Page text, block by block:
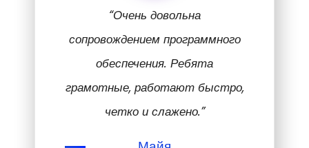
“Очень довольна
сопровождением программного
обеспечения. Ребята
грамотные, работают быстро,
четко и слажено.”